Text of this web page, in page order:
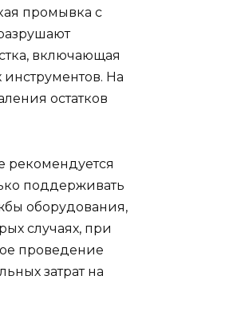
промывка с
включающая
На
остатков
рекомендуется
поддерживать
оборудования,
случаях, при
проведение
затрат на